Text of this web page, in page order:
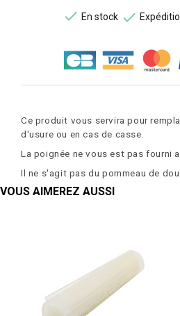
Ce produit vous servira pour
d'usure ou en cas de casse.
La poignée ne vous est pas fourni
Il ne s'agit pas du pommeau de
 En stock 
VOUS AIMEREZ AUSSI